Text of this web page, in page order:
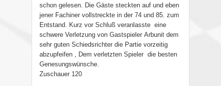
schon gelesen. Die Gäste steckten auf und eben
jener Fachiner vollstreckte in der 74 und 85. zum
Entstand. Kurz vor Schluß veranlasste eine
schwere Verletzung von Gastspieler Arbunit dem
sehr guten Schiedsrichter die Partie vorzeitig
abzupfeifen , Dem verletzten Spieler die besten
Genesungswünsche.
Zuschauer 120